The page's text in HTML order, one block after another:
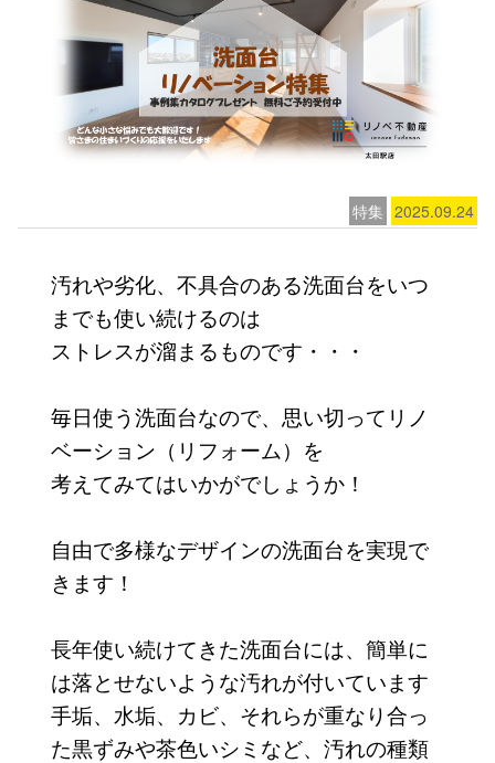
特集 2025.09.24
汚れや劣化、不具合のある洗面台をいつ
までも使い続けるのは
ストレスが溜まるものです・・・
毎日使う洗面台なので、思い切ってリノ
ベーション（リフォーム）を
考えてみてはいかがでしょうか！
自由で多様なデザインの洗面台を実現で
きます！
長年使い続けてきた洗面台には、簡単に
は落とせないような汚れが付いています
手垢、水垢、カビ、それらが重なり合っ
た黒ずみや茶色いシミなど、汚れの種類